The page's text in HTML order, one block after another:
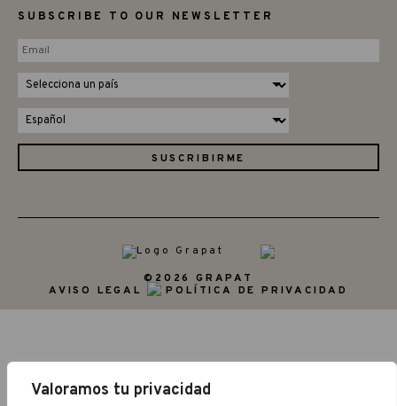
Valoramos tu privacidad
SUBSCRIBE TO OUR NEWSLETTER
©2026 GRAPAT
AVISO LEGAL
POLÍTICA DE PRIVACIDAD